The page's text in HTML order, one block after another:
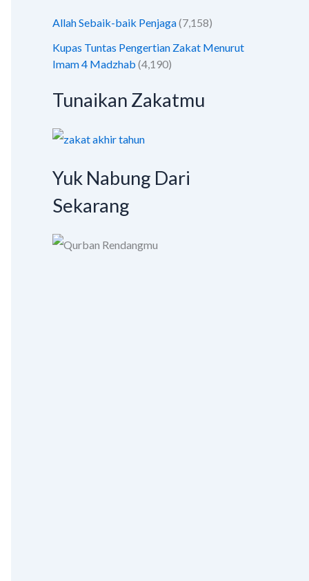
Allah Sebaik-baik Penjaga(7,158)
Kupas Tuntas Pengertian Zakat Menurut
Imam 4 Madzhab (4,190)
Tunaikan Zakatmu
Yuk Nabung Dari
Sekarang